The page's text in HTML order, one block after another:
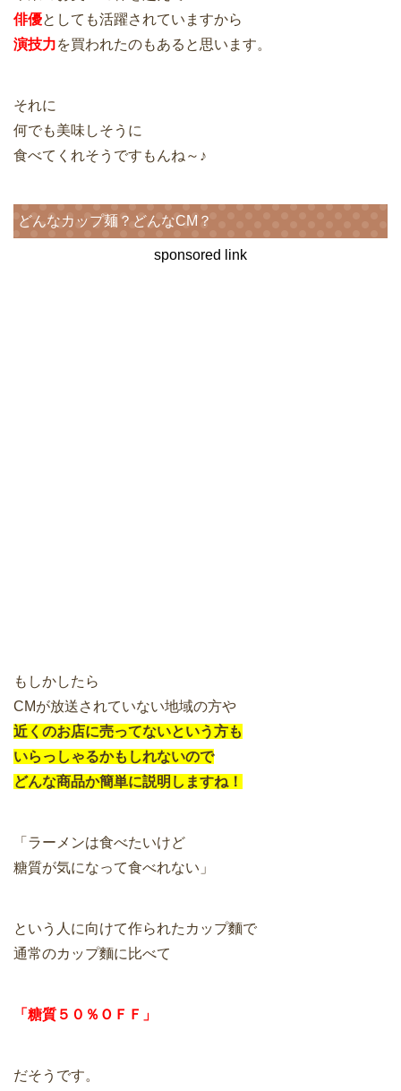
俳優としても活躍されていますから
演技力を買われたのもあると思います。
それに
何でも美味しそうに
食べてくれそうですもんね～♪
どんなカップ麺？どんなCM？
sponsored link
もしかしたら
CMが放送されていない地域の方や
近くのお店に売ってないという方も
いらっしゃるかもしれないので
どんな商品か簡単に説明しますね！
「ラーメンは食べたいけど
糖質が気になって食べれない」
という人に向けて作られたカップ麵で
通常のカップ麵に比べて
「糖質５０％ＯＦＦ」
だそうです。